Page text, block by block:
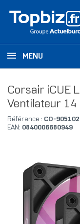
MENU
Corsair iCUE
Ventilateur 14
Référence : CO-
EAN: 0840006680949